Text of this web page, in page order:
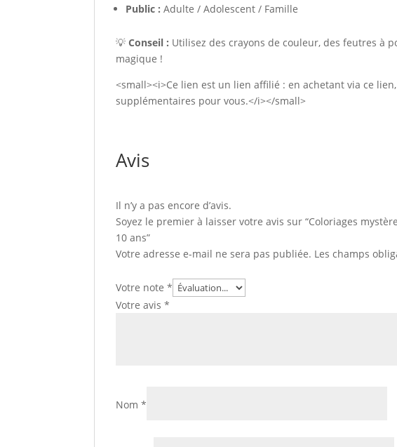
Public : Adulte / Adolescent / Famille
💡Conseil : Utilisez des crayons de couleur, des feutres à
magique !
<small><i>Ce lien est un lien affilié : en achetant via ce
supplémentaires pour vous.</i></small>
Avis
Il n’y a pas encore d’avis.
Soyez le premier à laisser votre avis sur “Coloriages
10 ans”
Votre adresse e-mail ne sera pas publiée. Les champs
Votre note*
Votre avis*
Nom*